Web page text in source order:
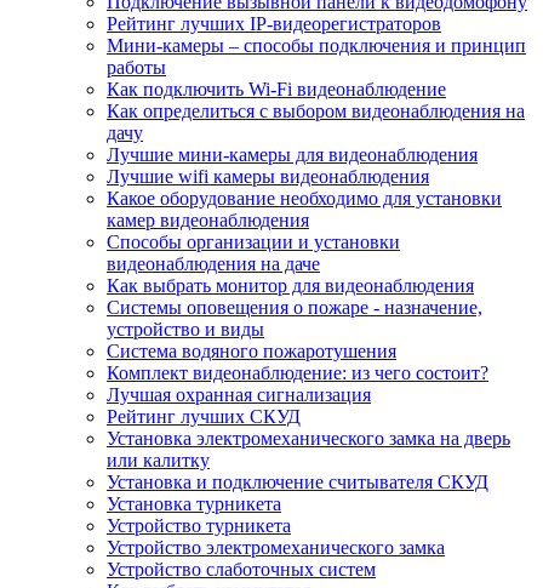
Рейтинг лучших IP-видеорегистраторов
Мини-камеры – способы подключения и принцип
работы
Как подключить Wi-Fi видеонаблюдение
Как определиться с выбором видеонаблюдения на
дачу
Лучшие мини-камеры для видеонаблюдения
Лучшие wifi камеры видеонаблюдения
Какое оборудование необходимо для установки
камер видеонаблюдения
Способы организации и установки
видеонаблюдения на даче
Как выбрать монитор для видеонаблюдения
Системы оповещения о пожаре - назначение,
устройство и виды
Система водяного пожаротушения
Комплект видеонаблюдение: из чего состоит?
Лучшая охранная сигнализация
Рейтинг лучших СКУД
Установка электромеханического замка на дверь
или калитку
Установка и подключение считывателя СКУД
Установка турникета
Устройство турникета
Устройство электромеханического замка
Устройство слаботочных систем